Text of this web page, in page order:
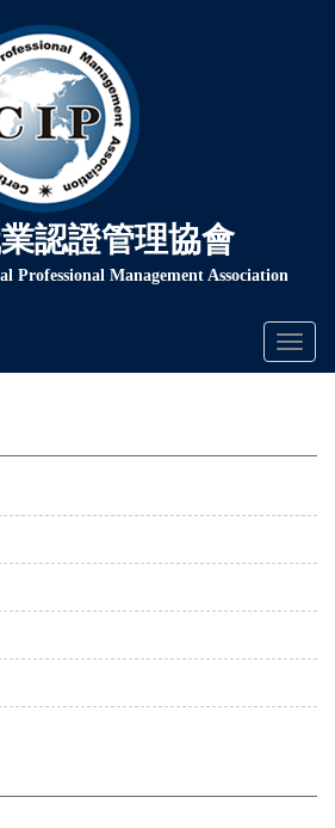
認證管理協會
Professional Management Association